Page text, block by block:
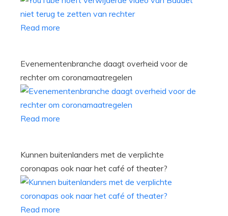
Read more
Evenementenbranche daagt overheid voor de
rechter om coronamaatregelen
Read more
Kunnen buitenlanders met de verplichte
coronapas ook naar het café of theater?
Read more